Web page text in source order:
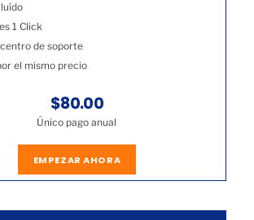
1 Click
de soporte
el mismo precio
$80.00
Único pago anual
EMPEZAR AHORA